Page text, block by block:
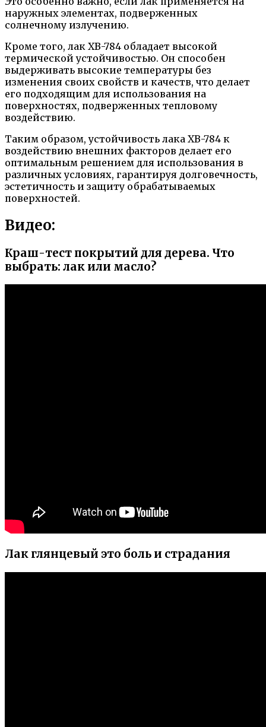
наружных элементах, подверженных
солнечному излучению.
Кроме того, лак ХВ-784 обладает высокой
термической устойчивостью. Он способен
выдерживать высокие температуры без
изменения своих свойств и качеств, что делает
его подходящим для использования на
поверхностях, подверженных тепловому
воздействию.
Таким образом, устойчивость лака ХВ-784 к
воздействию внешних факторов делает его
оптимальным решением для использования в
различных условиях, гарантируя долговечность,
эстетичность и защиту обрабатываемых
поверхностей.
Видео:
Краш-тест покрытий для дерева. Что
выбрать: лак или масло?
Лак глянцевый это боль и страдания